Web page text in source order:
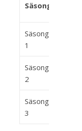
Säsong
Säsong
1
Säsong
2
Säsong
3